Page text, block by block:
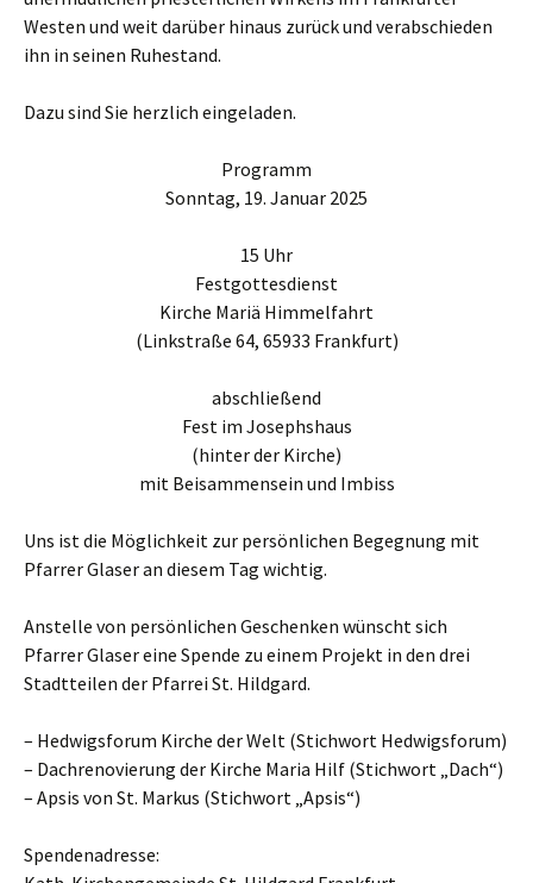
Westen und weit darüber hinaus zurück und verabschieden
ihn in seinen Ruhestand.
Dazu sind Sie herzlich eingeladen.
Programm
Sonntag, 19. Januar 2025
15 Uhr
Festgottesdienst
Kirche Mariä Himmelfahrt
(Linkstraße 64, 65933 Frankfurt)
abschließend
Fest im Josephshaus
(hinter der Kirche)
mit Beisammensein und Imbiss
Uns ist die Möglichkeit zur persönlichen Begegnung mit
Pfarrer Glaser an diesem Tag wichtig.
Anstelle von persönlichen Geschenken wünscht sich
Pfarrer Glaser eine Spende zu einem Projekt in den drei
Stadtteilen der Pfarrei St. Hildgard.
– Hedwigsforum Kirche der Welt (Stichwort Hedwigsforum)
– Dachrenovierung der Kirche Maria Hilf (Stichwort „Dach“)
– Apsis von St. Markus (Stichwort „Apsis“)
Spendenadresse: